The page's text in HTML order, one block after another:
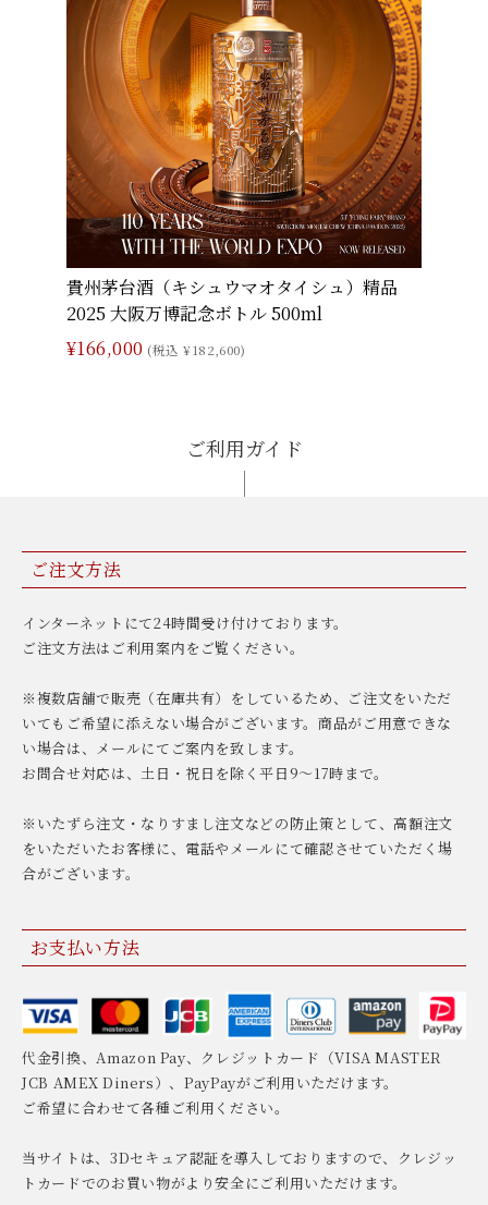
貴州茅台酒（キシュウマオタイシュ）精品
2025 大阪万博記念ボトル 500ml
¥166,000 (税込 ¥182,600)
ご利用ガイド
ご注文方法
インターネットにて24時間受け付けております。
ご注文方法はご利用案内をご覧ください。
※複数店舗で販売（在庫共有）をしているため、ご注文をいただ
いてもご希望に添えない場合がございます。商品がご用意できな
い場合は、メールにてご案内を致します。
お問合せ対応は、土日・祝日を除く平日9〜17時まで。
※いたずら注文・なりすまし注文などの防止策として、高額注文
をいただいたお客様に、電話やメールにて確認させていただく場
合がございます。
お支払い方法
代金引換、Amazon Pay、クレジットカード（VISA MASTER
JCB AMEX Diners）、PayPayがご利用いただけます。
ご希望に合わせて各種ご利用ください。
当サイトは、3Dセキュア認証を導入しておりますので、クレジッ
トカードでのお買い物がより安全にご利用いただけます。